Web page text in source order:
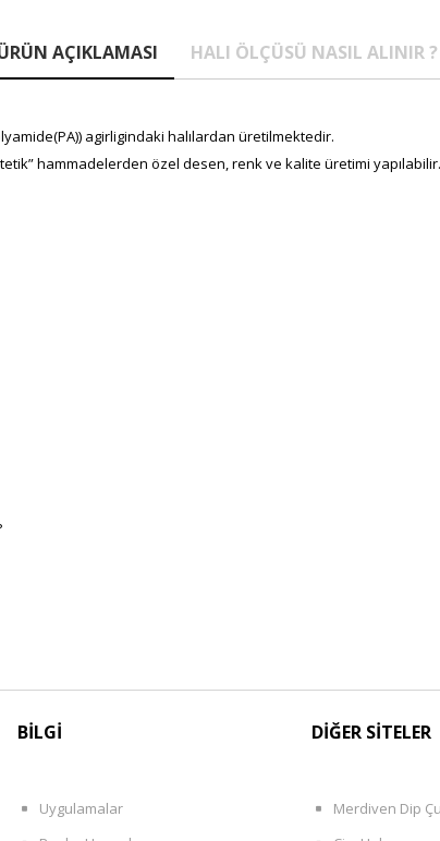
AÇIKLAMASI HALI ÖLÇÜSÜ NASIL ALINIR ?
agirligindaki halılardan üretilmektedir.
hammadelerden özel desen, renk ve kalite üretimi yapılabilir.
BİLGİ
Uygulamalar
DİĞER SİTELER
Merdiven Dip